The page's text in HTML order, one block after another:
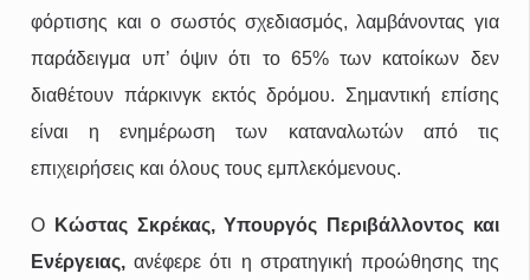
φόρτισης και ο σωστός σχεδιασμός, λαμβάνοντας για
παράδειγμα υπ’ όψιν ότι το 65% των κατοίκων δεν
διαθέτουν πάρκινγκ εκτός δρόμου. Σημαντική επίσης
είναι η ενημέρωση των καταναλωτών από τις
επιχειρήσεις και όλους τους εμπλεκόμενους.
Ο
Κώστας Σκρέκας, Υπουργός Περιβάλλοντος και
Ενέργειας, ανέφερε ότι η στρατηγική προώθησης της